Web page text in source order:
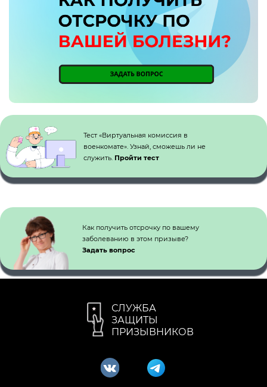
Тест «Виртуальная комиссия в
военкомате». Узнай, сможешь ли не
служить. Пройти тест
Как получить отсрочку по вашему
заболеванию в этом призыве?
Задать вопрос
СЛУЖБА
ЗАЩИТЫ
ПРИЗЫВНИКОВ